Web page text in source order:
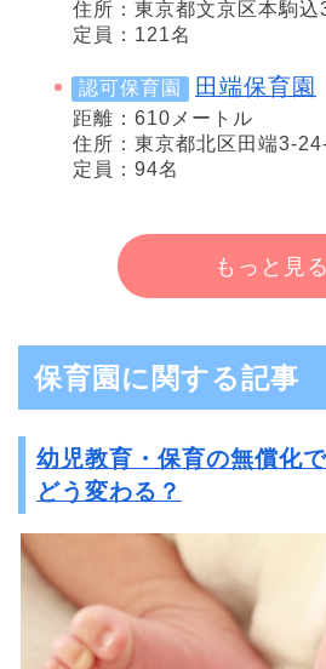
住所：東京都文京区本駒
定員：121名
認可保育園 田端保育園
距離：610メートル
住所：東京都北区田端3-
定員：94名
もっと見る
保育園に関する記事
幼児教育・保育の無償化
どう変わる？